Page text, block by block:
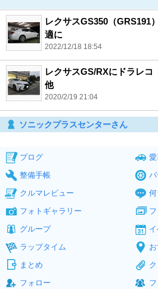
レクサスGS350（GRS191
適に
2022/12/18 18:54
レクサスGS/RXにドラレ
他
2020/2/19 21:04
ソニックプラスセンターさん
ブログ
整備手帳
クルマレビュー
何
フォトギャラリー
グループ
ラップタイム
まとめ
フォロー